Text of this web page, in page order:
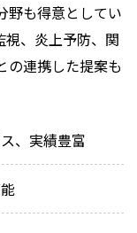
野も得意としてい
視、炎上予防、関
の連携した提案も
、実績豊富